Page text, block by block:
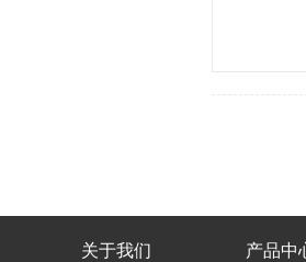
关于我们 产品中